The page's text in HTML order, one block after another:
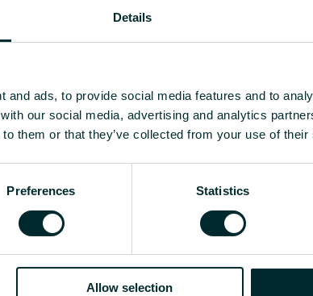
Details
and ads, to provide social media features and to
our social media, advertising and analytics
them or that they’ve collected from your use of
Preferences Statistics
Allow selection
230 V AC
2-point
0
Näita kõike